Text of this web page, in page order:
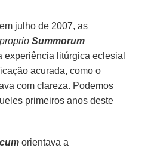
julho de 2007, as
Summorum
experiência litúrgica eclesial
acurada, como o
com clareza. Podemos
primeiros anos deste
orientava a